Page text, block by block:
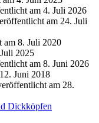
am 4. Juli 2026
am 24. Juli
am 8. Juli 2020
2025
am 8. Juni 2026
Juni 2018
am 28.
Dickköpfen